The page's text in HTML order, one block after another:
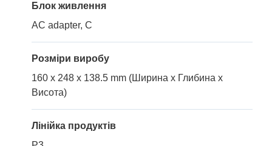
Блок живлення
AC adapter, C
Розміри виробу
160 x 248 x 138.5 mm (Ширина x Глибина x
Висота)
Лінійка продуктів